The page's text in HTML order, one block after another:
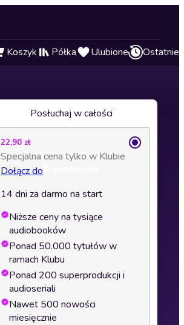
Koszyk Półka Ulubione Ostatnie
Posłuchaj w całości
22,90 zł
Specjalna cena tylko w Klubie
Dołącz do
14 dni za darmo na start
Niższe ceny na tysiące
audiobooków
Ponad 50.000 tytułów w
ramach Klubu
Ponad 200 superprodukcji i
audioseriali
Nawet 500 nowości
miesięcznie